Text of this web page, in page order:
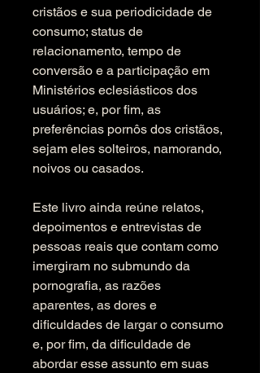
cristãos e sua periodicidade de
consumo; status de
relacionamento, tempo de
conversão e a participação em
Ministérios eclesiásticos dos
usuários; e, por fim, as
preferências pornôs dos cristãos,
sejam eles solteiros, namorando,
noivos ou casados.
Este livro ainda reúne relatos,
depoimentos e entrevistas de
pessoas reais que contam como
imergiram no submundo da
pornografia, as razões
aparentes, as dores e
dificuldades de largar o consumo
e, por fim, da dificuldade de
abordar esse assunto em suas